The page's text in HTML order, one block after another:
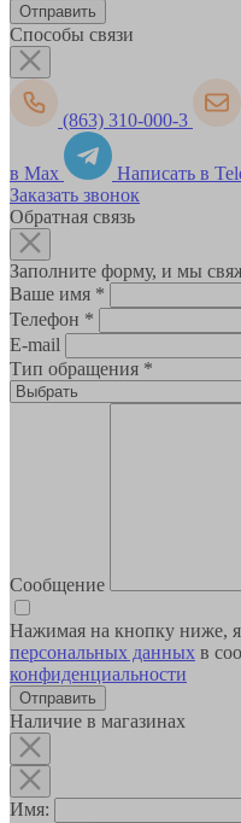
Способы связи
(863) 310-000-3
в Max
Написать в
Заказать звонок
Обратная связь
Заполните форму, и мы
Ваше имя *
Телефон *
E-mail
Тип обращения *
Сообщение
Нажимая на кнопку ниже,
персональных данных в
конфиденциальности
Наличие в магазинах
Имя: